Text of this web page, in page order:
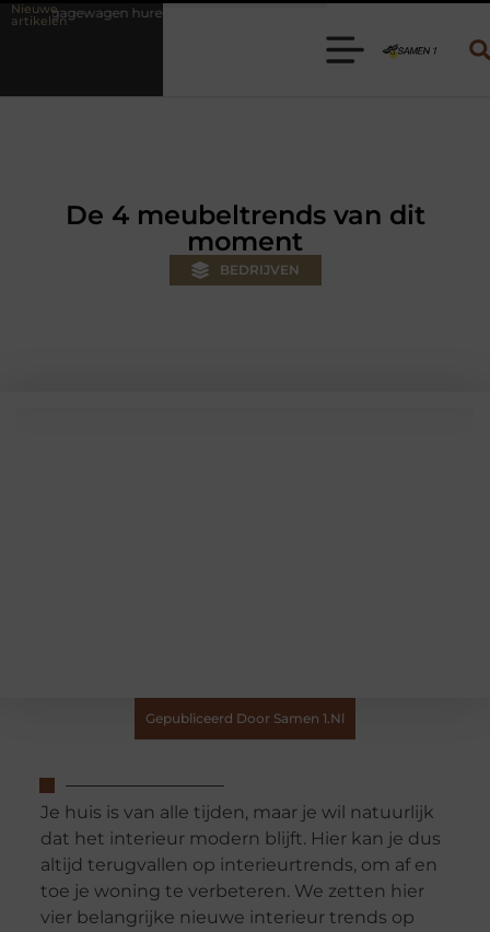
Nieuwe
artikelenKies de juiste aanhanger voor jouw klus
De 4 meubeltrends van dit
moment
BEDRIJVEN
Gepubliceerd Door Samen 1.nl
Je huis is van alle tijden, maar je wil natuurlijk
dat het interieur modern blijft. Hier kan je dus
altijd terugvallen op interieurtrends, om af en
toe je woning te verbeteren. We zetten hier
vier belangrijke nieuwe interieur trends op